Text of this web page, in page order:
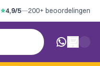
⭐4,9/5—200+ beoordelingen
0 artikelen